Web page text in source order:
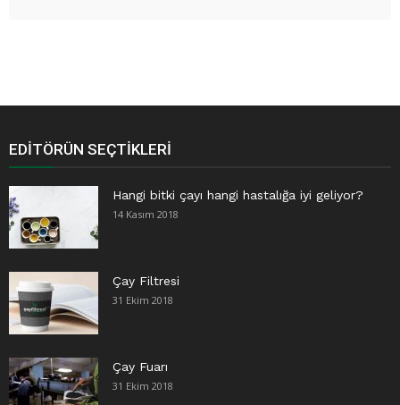
EDITÖRÜN SEÇTIKLERI
Hangi bitki çayı hangi hastalığa iyi geliyor?
14 Kasım 2018
Çay Filtresi
31 Ekim 2018
Çay Fuarı
31 Ekim 2018